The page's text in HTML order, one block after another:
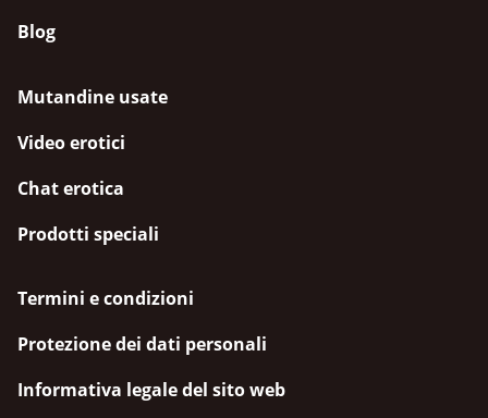
Blog
Mutandine usate
Video erotici
Chat erotica
Prodotti speciali
Termini e condizioni
Protezione dei dati personali
Informativa legale del sito web